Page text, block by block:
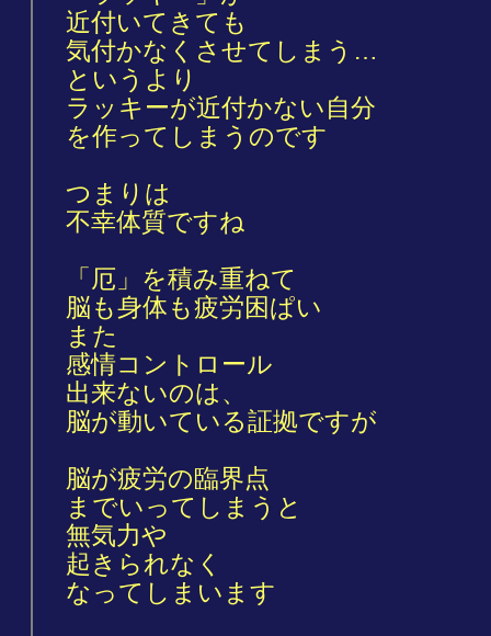
近付いてきても
気付かなくさせてしまう…
というより
ラッキーが近付かない自分
を作ってしまうのです
つまりは
不幸体質ですね
「厄」を積み重ねて
脳も身体も疲労困ぱい
また
感情コントロール
出来ないのは、
脳が動いている証拠ですが
脳が疲労の臨界点
までいってしまうと
無気力や
起きられなく
なってしまいます